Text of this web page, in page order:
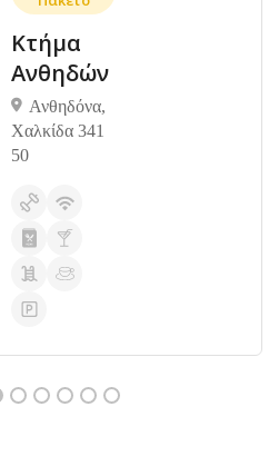
Κτήμα
Ανθηδών
Ανθηδόνα,
Χαλκίδα 341
50